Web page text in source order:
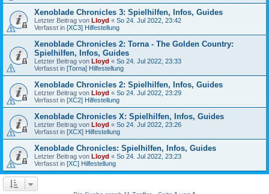
Xenoblade Chronicles 3: Spielhilfen, Infos, Guides
Letzter Beitrag von Lloyd « So 24. Jul 2022, 23:42
Verfasst in [XC3] Hilfestellung
Xenoblade Chronicles 2: Torna - The Golden Country:
Spielhilfen, Infos, Guides
Letzter Beitrag von Lloyd « So 24. Jul 2022, 23:33
Verfasst in [Torna] Hilfestellung
Xenoblade Chronicles 2: Spielhilfen, Infos, Guides
Letzter Beitrag von Lloyd « So 24. Jul 2022, 23:29
Verfasst in [XC2] Hilfestellung
Xenoblade Chronicles X: Spielhilfen, Infos, Guides
Letzter Beitrag von Lloyd « So 24. Jul 2022, 23:26
Verfasst in [XCX] Hilfestellung
Xenoblade Chronicles: Spielhilfen, Infos, Guides
Letzter Beitrag von Lloyd « So 24. Jul 2022, 23:23
Verfasst in [XC] Hilfestellung